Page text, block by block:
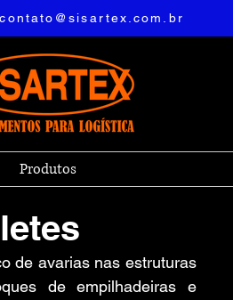
contato @sisartex.com.br
Produtos
de avarias nas estruturas
de empilhadeiras e